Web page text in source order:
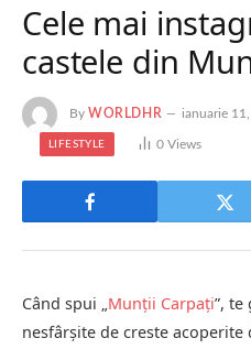
Cele mai
castele din
By WORLDHR ianuarie
LIFESTYLE 0 Views
Când spui „Munții Carpați”,
nesfârșite de creste